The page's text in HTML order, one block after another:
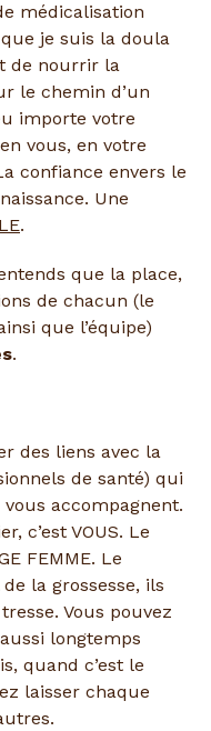
médicalisation
je suis la doula
de nourrir la
le chemin d’un
importe votre
vous, en votre
confiance envers le
Une
.
que la place,
de chacun (le
que l’équipe)
.
des liens avec la
de santé) qui
accompagnent.
c’est VOUS. Le
FEMME. Le
la grossesse, ils
Vous pouvez
longtemps
quand c’est le
laisser chaque